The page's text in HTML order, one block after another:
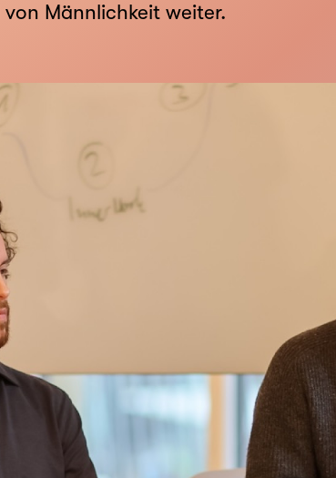
Männlichkeit weiter.